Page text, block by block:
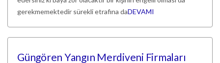
gerekmemektedir sürekli etrafına daDEVAMI
Güngören Yangın Merdiveni Firmaları